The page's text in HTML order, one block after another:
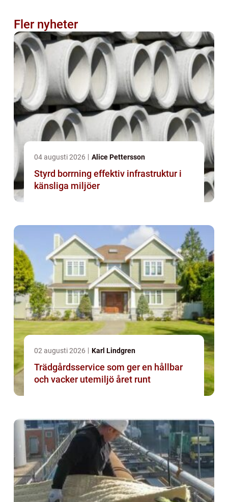
Fler nyheter
04 augusti 2026 Alice Pettersson
Styrd borrning effektiv infrastruktur i
känsliga miljöer
02 augusti 2026 Karl Lindgren
Trädgårdsservice som ger en hållbar
och vacker utemiljö året runt